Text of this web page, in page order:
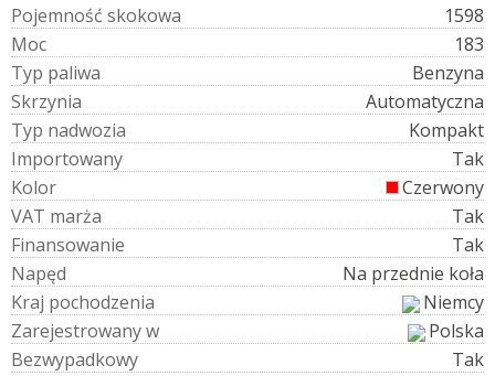
Pojemność skokowa
1598
Moc
183
Typ paliwa
Benzyna
Skrzynia
Automatyczna
Typ nadwozia
Kompakt
Importowany
Tak
Kolor
Czerwony
VAT marża
Tak
Finansowanie
Tak
Napęd
Na przednie koła
Kraj pochodzenia
Niemcy
Zarejestrowanyw
Polska
Bezwypadkowy
Tak